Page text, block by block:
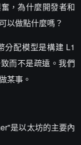
，為什麼開發者和
以做點什麼嗎？
分配模型是構建 L1
而不是疏遠。我們
某事。
是以太坊的主要內